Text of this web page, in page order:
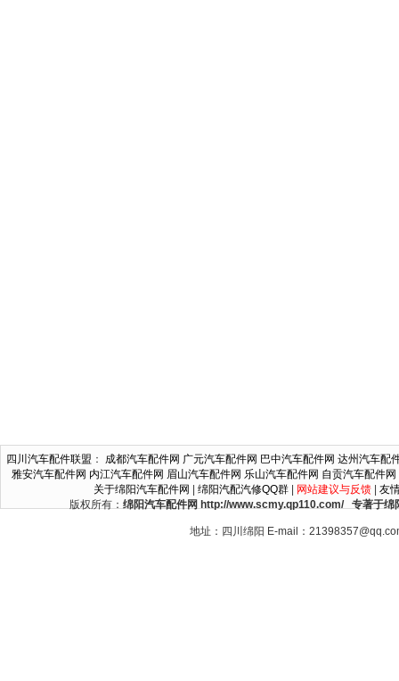
四川汽车配件联盟 ： 成都汽车配件网 广元汽车配件网 巴中汽车配件网 达州汽车配
雅安汽车配件网 内江汽车配件网 眉山汽车配件网 乐山汽车配件网 自贡汽车配件网
关于绵阳汽车配件网
绵阳汽配汽修QQ群| 网站建议与反馈| 友
版权所有： 绵阳汽车配件网 http://www.scmy.qp110.com/ 专著于绵
地址：四川绵阳 E-mail：